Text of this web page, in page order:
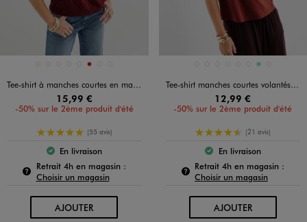
Disponible en 8 coloris
JAUNE FONCE
MARRON STANDARD
NOIR STANDARD
ROUGE
Tee-shirt à manches courtes en maille ajourée femme
15,99 €
-50% sur le 2ème produit d'été
5/5 de moyenne
(55 avis)
Le produit est disponible :
En livraison
Retrait 4h en magasin :Pour connaître la disponibilité de ce produit :
Choisir un magasin
AJOUTERAU PANIER
Disponible en 8 coloris
BLEU STANDARD
JAUNE FONCE
MARRON STANDARD
TURQUOISE
Tee-shirt manches courtes volantés à paillettes femme
12,99 €
-50% sur le 2ème produit d'été
4.5/5 de moyenne
(21 avis)
Le produit est
En livraison
Retrait 4h en magasin :
Choisir un magasin
AJOUTERAU PANIER